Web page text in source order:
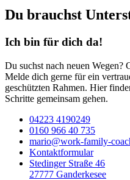
Du brauchst
Ich bin für dich da!
Du suchst nach neuen Wegen?
Melde dich gerne für ein
geschützten Rahmen. Hier
Schritte gemeinsam gehen.
04223 4190249
0160 966 40 735
mario@work-family-
Kontaktformular
Stedinger Straße 46
27777 Ganderkesee